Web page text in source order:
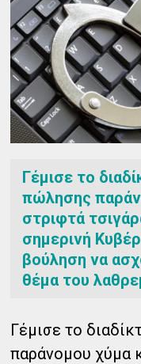
Γέμισε το
πώλησης
στριφτά
σημερινή
βούληση να
θέμα του
Γέμισε το
παράνομου χύμα